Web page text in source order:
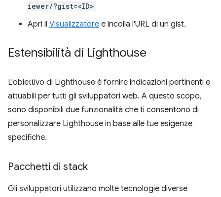
iewer/?gist=<ID>
Apri il Visualizzatore e incolla l'URL di un gist.
Estensibilità di Lighthouse
L'obiettivo di Lighthouse è fornire indicazioni pertinenti e
attuabili per tutti gli sviluppatori web. A questo scopo,
sono disponibili due funzionalità che ti consentono di
personalizzare Lighthouse in base alle tue esigenze
specifiche.
Pacchetti di stack
Gli sviluppatori utilizzano molte tecnologie diverse